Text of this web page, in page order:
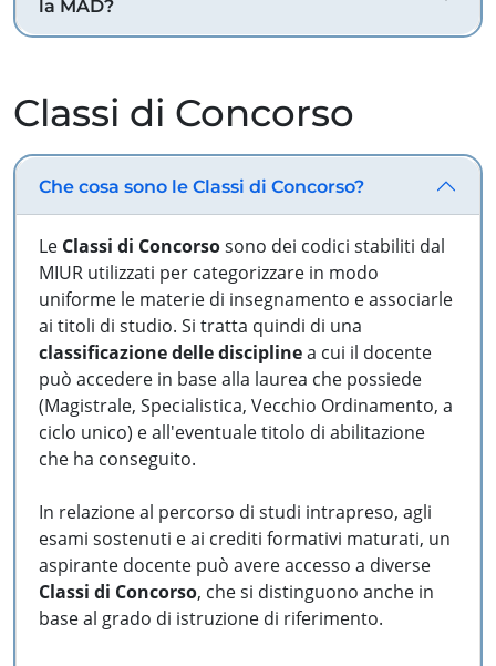
la MAD?
Classi di Concorso
Che cosa sono le Classi di Concorso?
Le Classi di Concorsosono dei codici stabiliti dal
MIUR utilizzati per categorizzare in modo
uniforme le materie di insegnamento e associarle
ai titoli di studio. Si tratta quindi di una
classificazione delle disciplinea cui il docente
può accedere in base alla laurea che possiede
(Magistrale, Specialistica, Vecchio Ordinamento, a
ciclo unico) e all'eventuale titolo di abilitazione
che ha conseguito.
In relazione al percorso di studi intrapreso, agli
esami sostenuti e ai crediti formativi maturati, un
aspirante docente può avere accesso a diverse
Classi di Concorso, che si distinguono anche in
base al grado di istruzione di riferimento.